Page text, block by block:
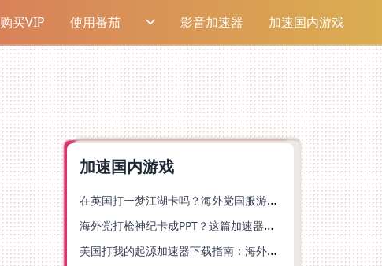
购买VIP 使用番茄 影音加速器 加速国内游戏
加速国内游戏
在英国打一梦江湖卡吗？海外党国服游戏不卡顿的终极解法
海外党打枪神纪卡成PPT？这篇加速器选择指南帮你丝滑上分
美国打我的起源加速器下载指南：海外玩国服游戏不再卡的终极方案